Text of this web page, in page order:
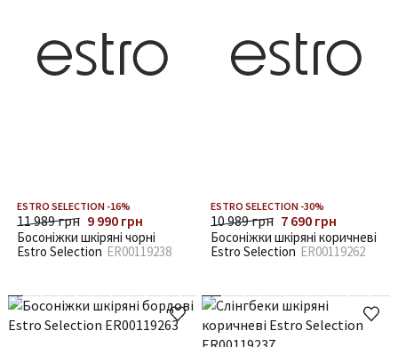
ESTRO SELECTION -16%
11 989 грн 9 990 грн
Босоніжки шкіряні чорні
Estro Selection ER00119238
ESTRO SELECTION -30%
10 989 грн 7 690 грн
Босоніжки шкіряні коричневі
Estro Selection ER00119262